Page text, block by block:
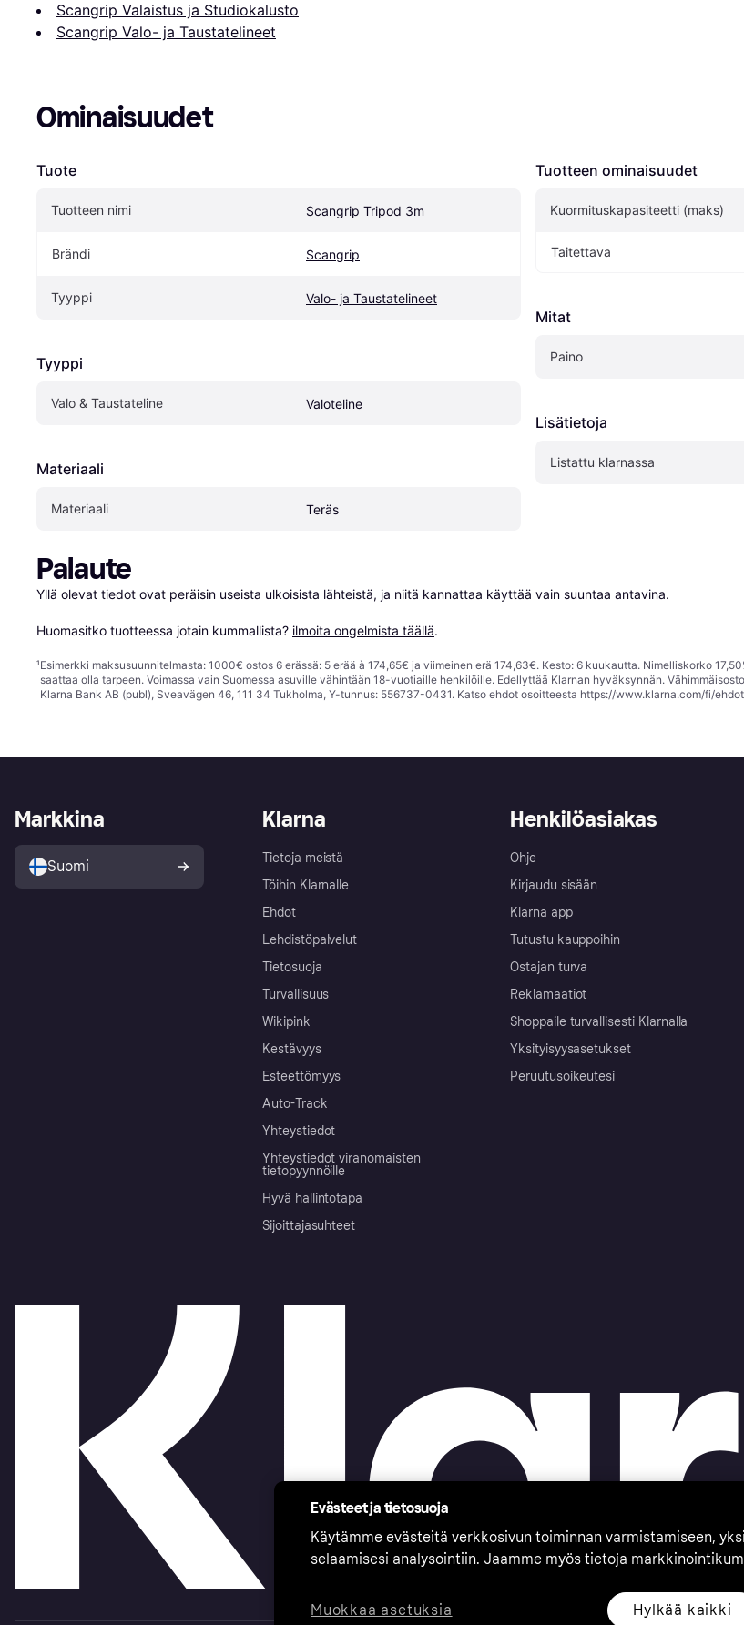
Scangrip Valaistus ja Studiokalusto
Scangrip Valo- ja Taustatelineet
Ominaisuudet
Tuote
Tuotteen nimi Scangrip Tripod 3m
Brändi Scangrip
Tyyppi Valo- ja Taustatelineet
Tyyppi
Valo & Taustateline Valoteline
Materiaali
Materiaali Teräs
Tuotteen ominaisuudet
Kuormituskapasiteetti (maks)
Taitettava
Mitat
Paino
Lisätietoja
Listattu klarnassa
Palaute
Yllä olevat tiedot ovat peräisin useista ulkoisista lähteistä, ja niitä kannattaa käyttää vain suuntaa antavina.
Huomasitko tuotteessa jotain kummallista? ilmoita ongelmista täällä.
¹Esimerkki maksusuunnitelmasta: 1000€ ostos 6 erässä: 5 erää à 174,65€ ja viimeinen erä 174,63€. Kesto: 6 kuukautta. Nimelliskorko
saattaa olla tarpeen. Voimassa vain Suomessa asuville vähintään 18-vuotiaille henkilöille. Edellyttää Klarnan hyväksynnän.
Klarna Bank AB (publ), Sveavägen 46, 111 34 Tukholma, Y-tunnus: 556737-0431. Katso ehdot osoitteesta https://www.klarna.com/fi/
Klarna
Tietoja meistä
Töihin Klarnalle
Ehdot
Lehdistöpalvelut
Tietosuoja
Turvallisuus
Wikipink
Kestävyys
Esteettömyys
Auto-Track
Yhteystiedot
Yhteystiedot viranomaisten
tietopyynnöille
Hyvä hallintotapa
Sijoittajasuhteet
Henkilöasiakas
Ohje
Kirjaudu sisään
Klarna app
Tutustu kauppoihin
Ostajan turva
Reklamaatiot
Shoppaile turvallisesti Klarnalla
Yksityisyysasetukset
Peruutusoikeutesi
Markkina
Suomi
Evästeet ja tietosuoja
Käytämme evästeitä verkkosivun toiminnan varmistamiseen,
selaamisesi analysointiin. Jaamme myös tietoja
Hylkää kaikki
Muokkaa asetuksia